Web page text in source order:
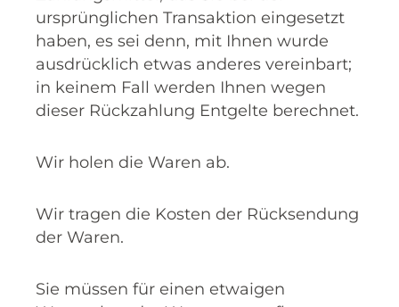
ursprünglichen Transaktion eingesetzt
haben, es sei denn, mit Ihnen wurde
ausdrücklich etwas anderes vereinbart;
in keinem Fall werden Ihnen wegen
dieser Rückzahlung Entgelte berechnet.
Wir holen die Waren ab.
Wir tragen die Kosten der Rücksendung
der Waren.
Sie müssen für einen etwaigen